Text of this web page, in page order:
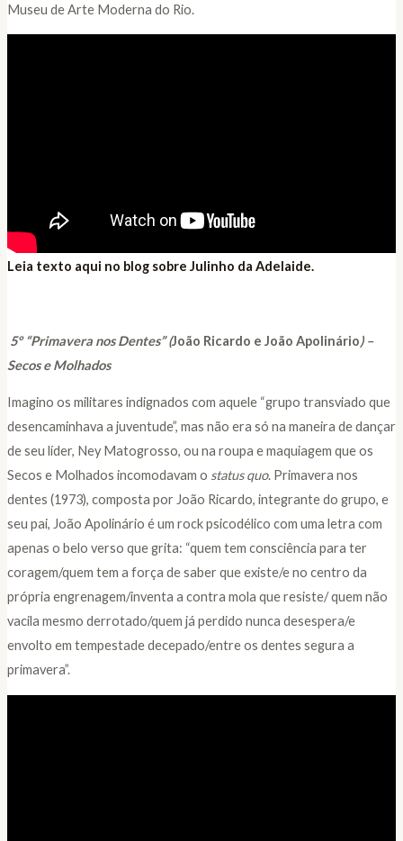
Museu de Arte Moderna do Rio.
Leia texto aqui no blog sobre Julinho da Adelaide.
5º “Primavera nos Dentes”(João Ricardo e João Apolinário) –
Secos e Molhados
Imagino os militares indignados com aquele “grupo transviado que
desencaminhava a juventude”, mas não era só na maneira de dançar
de seu líder, Ney Matogrosso, ou na roupa e maquiagem que os
Secos e Molhados incomodavam o status quo. Primavera nos
dentes (1973), composta por João Ricardo, integrante do grupo, e
seu pai, João Apolinário é um rock psicodélico com uma letra com
apenas o belo verso que grita: “quem tem consciência para ter
coragem/quem tem a força de saber que existe/e no centro da
própria engrenagem/inventa a contra mola que resiste/ quem não
vacila mesmo derrotado/quem já perdido nunca desespera/e
envolto em tempestade decepado/entre os dentes segura a
primavera”.